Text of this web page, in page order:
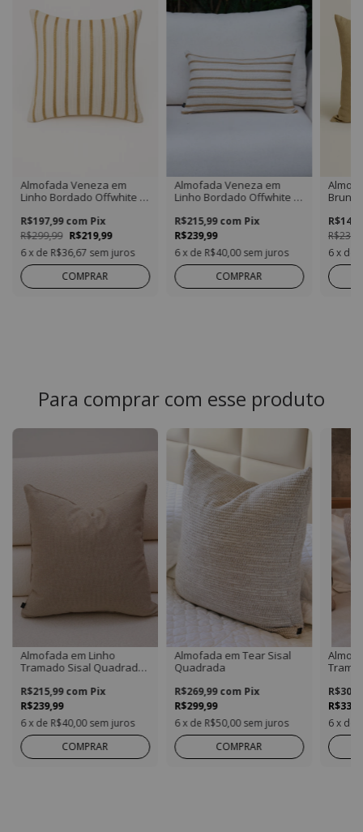
Almofada Veneza em
Linho Bordado Offwhite e
R$299,99 R$219,99
R$197,99com Pix
6x de R$36,67 sem juros
COMPRAR
Almofada Veneza em
Linho Bordado Offwhite e
R$239,99
R$215,99com Pix
6x de R$40,00 sem juros
COMPRAR
6 x de
Para comprar com esse produto
Almofada em Linho
Tramado Sisal Quadrada
R$239,99
R$215,99com Pix
6x de R$40,00 sem juros
COMPRAR
Almofada em Tear Sisal
Quadrada
R$299,99
R$269,99com Pix
6x de R$50,00 sem juros
COMPRAR
6 x de